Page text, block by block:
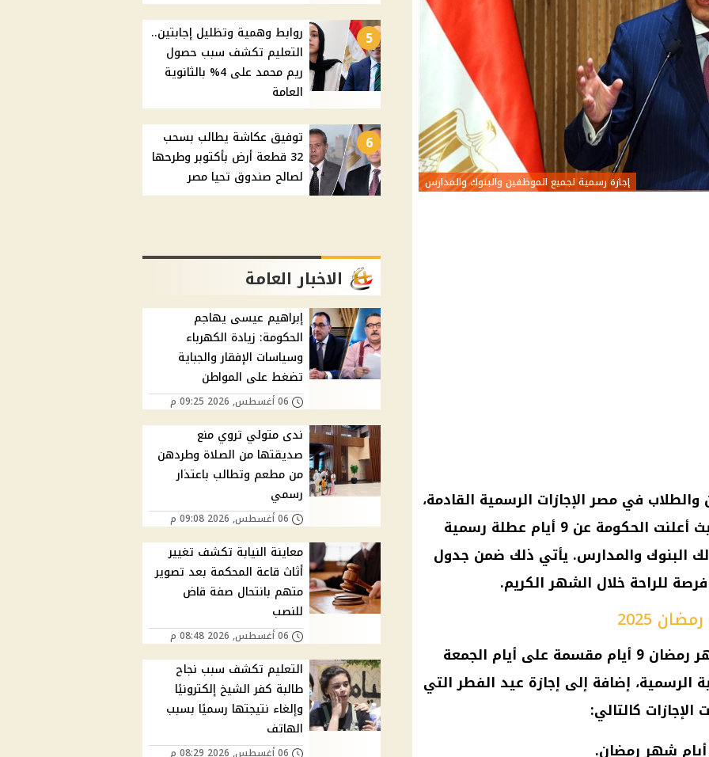
إجازة رسمية لجميع الموظفين والبنوك والمدارس
في مصر الإجازات الرسمية القادمة،
خاصة خلال شهر رمضان 2025، حيث أعلنت الحكومة عن 9 أيام عطلة رسمية
البنوك والمدارس. يأتي ذلك ضمن جدول
للراحة خلال الشهر الكريم.
2025
تشمل الإجازات الرسمية خلال شهر رمضان 9 أيام مقسمة على أيام الجمعة
إضافة إلى إجازة عيد الفطر التي
كالتالي:
5
روابط وهمية وتظليل إجابتين..
التعليم تكشف سبب حصول
ريم محمد على 4% بالثانوية
العامة
6
توفيق عكاشة يطالب بسحب
32 قطعة أرض بأكتوبر وطرحها
لصالح صندوق تحيا مصر
الاخبار العامة
إبراهيم عيسى يهاجم
الحكومة: زيادة الكهرباء
وسياسات الإفقار والجباية
تضغط على المواطن
06 أغسطس, 2026 09:25 م
ندى متولي تروي منع
صديقتها من الصلاة وطردهن
من مطعم وتطالب باعتذار
رسمي
06 أغسطس, 2026 09:08 م
معاينة النيابة تكشف تغيير
أثاث قاعة المحكمة بعد تصوير
متهم بانتحال صفة قاض
للنصب
06 أغسطس, 2026 08:48 م
التعليم تكشف سبب نجاح
طالبة كفر الشيخ إلكترونيًا
وإلغاء نتيجتها رسميًا بسبب
الهاتف
06 أغسطس, 2026 08:29 م